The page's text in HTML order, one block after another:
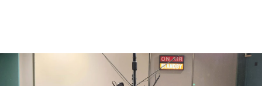
トピックス